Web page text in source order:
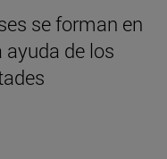
se forman en
ayuda de los